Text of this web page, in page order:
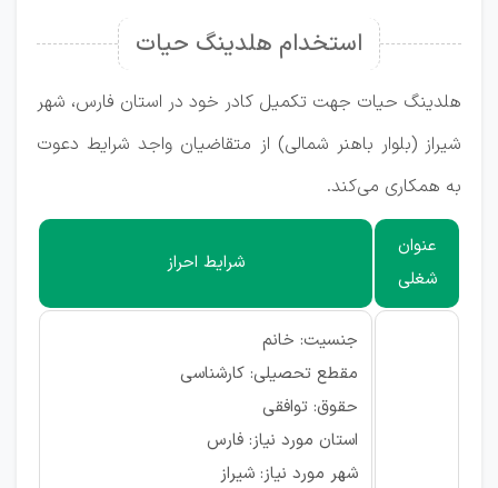
استخدام هلدینگ حیات
هلدینگ حیات جهت تکمیل کادر خود در استان فارس، شهر
شیراز (بلوار باهنر شمالی) از متقاضیان واجد شرایط دعوت
به همکاری می‌کند.
عنوان
شغلی
شرایط احراز
جنسیت: خانم
مقطع تحصیلی: کارشناسی
حقوق: توافقی
استان مورد نیاز: فارس
شهر مورد نیاز: شیراز